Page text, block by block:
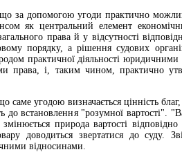
за допомогою угоди практично
як центральний елемент
права й у відсутності
порядку, а рішення судових
практичної діяльності
права, і, таким чином, практично
угодою визначається цінність
до встановлення "розумної
природа вартості
доводиться звертатися до
відносинами.